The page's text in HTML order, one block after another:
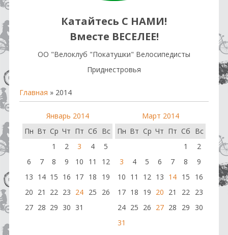
Катайтесь С НАМИ!
Вместе ВЕСЕЛЕЕ!
OO "Велоклуб "Покатушки" Велосипедисты
Приднестровья
Главная » 2014
Январь 2014
Пн Вт Ср Чт Пт Сб Вс
1
2 3 4
5
6
7 8 9 10 11
12
13 14 15 16 17 18
19
20 21 22 23 24 25
26
27 28 29 30 31
Март 2014
Пн Вт Ср Чт Пт Сб Вс
1
2
3
4 5 6 7 8
9
10 11 12 13 14 15
16
17 18 19 20 21 22 23
24 25 26 27 28 29
30
31